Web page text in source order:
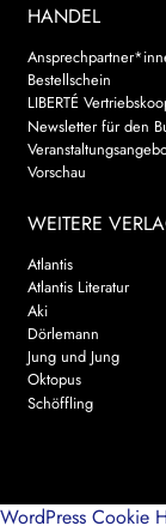
HANDEL
Bestellschein
LIBERTÉ
Newsletter für den
Vorschau
WEITERE
Atlantis
Atlantis Literatur
Aki
Dörlemann
Jung und Jung
Oktopus
Schöffling
WordPress Cookie